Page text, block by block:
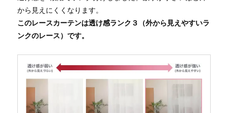
から見えにくくなります。
このレースカーテンは透け感ランク３（外から見えやすいラ
ンクのレース）です。